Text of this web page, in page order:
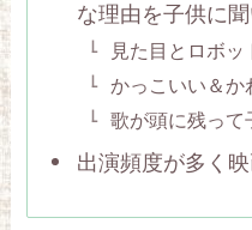
な理由を子供に聞
見た目とロボ
かっこいい＆か
歌が頭に残って
出演頻度が多く